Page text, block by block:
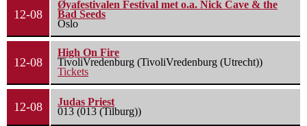
12-08
Øyafestivalen Festival met o.a. Nick Cave & the
Bad Seeds
Oslo
12-08
High On Fire
TivoliVredenburg (TivoliVredenburg (Utrecht))
Tickets
12-08
Judas Priest
013 (013 (Tilburg))